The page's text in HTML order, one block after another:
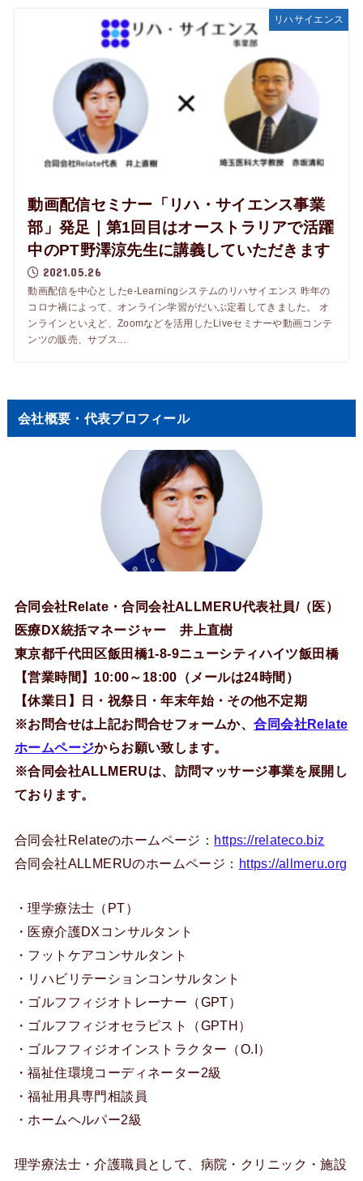
リハサイエンス
動画配信セミナー「リハ・サイエンス事業
部」発足｜第1回目はオーストラリアで活躍
中のPT野澤涼先生に講義していただきます
2021.05.26
動画配信を中心としたe-Learningシステムのリハサイエンス 昨年の
コロナ禍によって、オンライン学習がだいぶ定着してきました。 オ
ンラインといえど、Zoomなどを活用したLiveセミナーや動画コンテ
ンツの販売、サブス...
会社概要・代表プロフィール
合同会社Relate・合同会社ALLMERU代表社員/（医）
医療DX統括マネージャー 井上直樹
東京都千代田区飯田橋1-8-9ニューシティハイツ飯田橋
【営業時間】10:00～18:00（メールは24時間）
【休業日】日・祝祭日・年末年始・その他不定期
※お問合せは上記お問合せフォームか、合同会社Relate
ホームページからお願い致します。
※合同会社ALLMERUは、訪問マッサージ事業を展開し
ております。
合同会社Relateのホームページ： https://relateco.biz
合同会社ALLMERUのホームページ： https://allmeru.org
・理学療法士（PT）
・医療介護DXコンサルタント
・フットケアコンサルタント
・リハビリテーションコンサルタント
・ゴルフフィジオトレーナー（GPT）
・ゴルフフィジオセラピスト（GPTH）
・ゴルフフィジオインストラクター（O.I）
・福祉住環境コーディネーター2級
・福祉用具専門相談員
・ホームヘルパー2級
理学療法士・介護職員として、病院・クリニック・施設